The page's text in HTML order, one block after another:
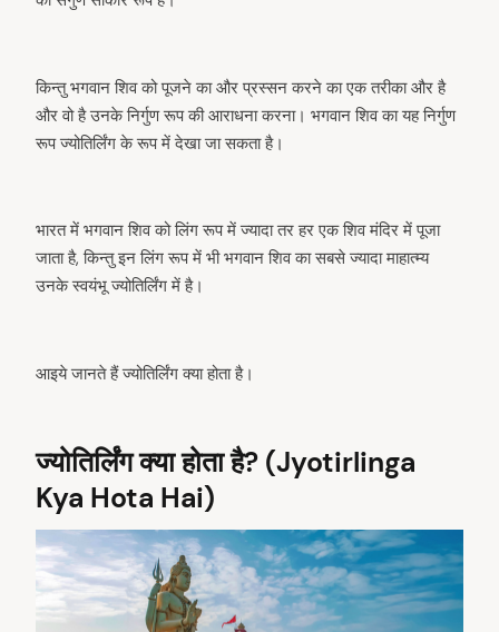
किन्तु भगवान शिव को पूजने का और प्रस्सन करने का एक तरीका और है
और वो है उनके निर्गुण रूप की आराधना करना। भगवान शिव का यह निर्गुण
रूप ज्योतिर्लिंग के रूप में देखा जा सकता है।
भारत में भगवान शिव को लिंग रूप में ज्यादा तर हर एक शिव मंदिर में पूजा
जाता है, किन्तु इन लिंग रूप में भी भगवान शिव का सबसे ज्यादा माहात्म्य
उनके स्वयंभू ज्योतिर्लिंग में है।
आइये जानते हैं ज्योतिर्लिंग क्या होता है।
ज्योतिर्लिंग क्या होता है? (Jyotirlinga
Kya Hota Hai)